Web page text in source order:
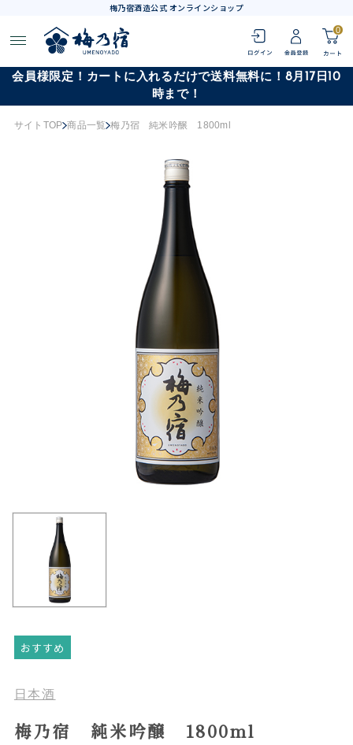
梅乃宿酒造公式 オンラインショップ
0
会員様限定！カートに入れるだけで送料無料に！8月17日10
時まで！
サイトTOP 商品一覧 梅乃宿 純米吟醸 1800ml
おすすめ
日本酒
梅乃宿 純米吟醸 1800ml